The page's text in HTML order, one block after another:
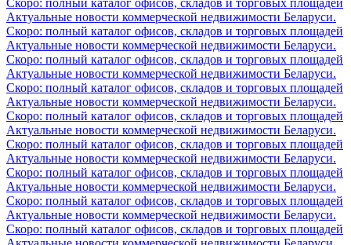
Актуальные новости коммерческой недвижимости Беларуси.
Скоро: полный каталог офисов, складов и торговых площадей
Актуальные новости коммерческой недвижимости Беларуси.
Скоро: полный каталог офисов, складов и торговых площадей
Актуальные новости коммерческой недвижимости Беларуси.
Скоро: полный каталог офисов, складов и торговых площадей
Актуальные новости коммерческой недвижимости Беларуси.
Скоро: полный каталог офисов, складов и торговых площадей
Актуальные новости коммерческой недвижимости Беларуси.
Скоро: полный каталог офисов, складов и торговых площадей
Актуальные новости коммерческой недвижимости Беларуси.
Скоро: полный каталог офисов, складов и торговых площадей
Актуальные новости коммерческой недвижимости Беларуси.
Скоро: полный каталог офисов, складов и торговых площадей
Актуальные новости коммерческой недвижимости Беларуси.
Скоро: полный каталог офисов, складов и торговых площадей